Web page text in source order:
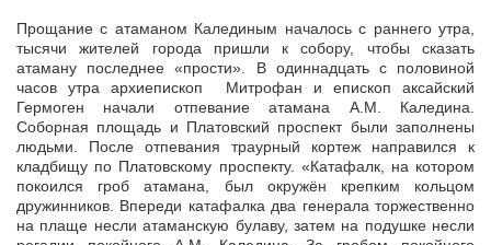
Прощание с атаманом Калединым началось с раннего утра,
тысячи жителей города пришли к собору, чтобы сказать
атаману последнее «прости». В одиннадцать с половиной
часов утра архиепископ Митрофан и епископ аксайский
Гермоген начали отпевание атамана А.М. Каледина.
Соборная площадь и Платовский проспект были заполнены
людьми. После отпевания траурный кортеж направился к
кладбищу по Платовскому проспекту. «Катафалк, на котором
покоился гроб атамана, был окружён крепким кольцом
дружинников. Впереди катафалка два генерала торжественно
на плаще несли атаманскую булаву, затем на подушке несли